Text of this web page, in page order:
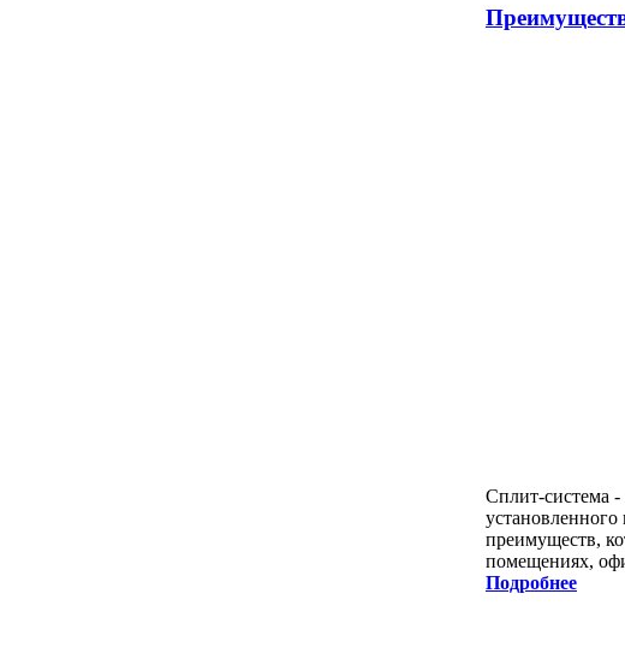
Сплит-система -
преимуществ,
помещениях,
Подробнее